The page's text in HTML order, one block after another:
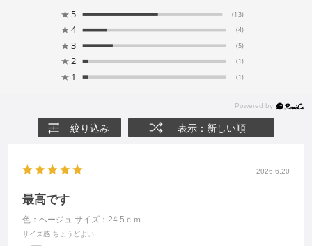
★ 5 (13)
★4 (4)
★3 (5)
★2 (1)
★ 1 (1)
絞り込み 表示：新しい順
2026.6.20
最高です
色：ベージュ サイズ：24.5ｃｍ
サイズ感:ちょうどよい